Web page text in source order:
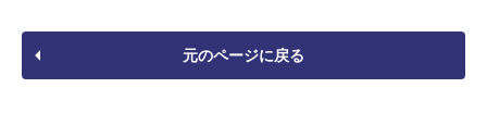
元のページに戻る